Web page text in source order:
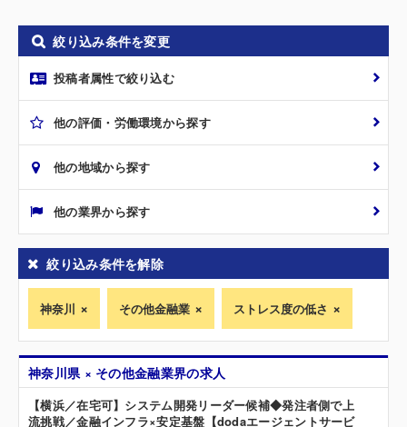
絞り込み条件を変更
投稿者属性で絞り込む
他の評価・労働環境から探す
他の地域から探す
他の業界から探す
絞り込み条件を解除
神奈川 その他金融業 ストレス度の低さ
神奈川県 × その他金融業界の求人
【横浜／在宅可】システム開発リーダー候補◆発注者側で上
流挑戦／金融インフラ×安定基盤【dodaエージェントサービ